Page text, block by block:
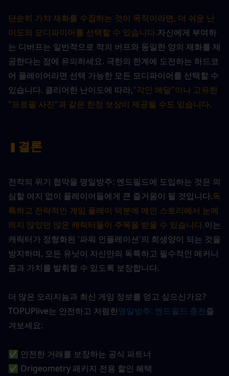
단순히 가챠 재화를 수집하는 것이 목적이라면, 더 쉬운 난
이도의 모디파이어를 선택할 수 있습니다.자신에게 부여하
는 디버프는 일반적으로 적의 버프와 동일한 양의 재화를 제
공한다는 점에 유의하세요. 극한의 한계에 도전하는 하드코
어 플레이어라면 선택 가능한 모든 모디파이어를 선택할 수
있습니다. 클리어한 난이도에 따라,"각인 메달"이나 고유한
"프로필 사진"과 같은 한정 보상이 제공될 수도 있습니다.
결론
전작의 위기 협약을 명일방주: 엔드필드에 도입하는 것은 의
심할 여지 없이 플레이어들에게 큰 즐거움이 될 것입니다.독
특하고 전략적인 게임 플레이 덕분에 메인 스토리에서 눈에
띄지 않았던 많은 캐릭터들이 주목을 받을 수 있습니다.이는
캐릭터가 정형화된 '파워 인플레이션'의 희생양이 되는 것을
방지하며, 모든 유닛이 자신만의 독특하고 필수적인 메커니
즘과 가치를 발휘할 수 있도록 보장합니다.
더 많은 오리지늄과 최신 게임 정보를 얻고 싶으신가요?
TOPUPlive는 안전하고 저렴한명일방주: 엔드필드 충전즐
겨보세요:
✅ 안전한 거래를 보장하는 공식 파트너
✅ Origeometry 패키지 전용 할인 혜택